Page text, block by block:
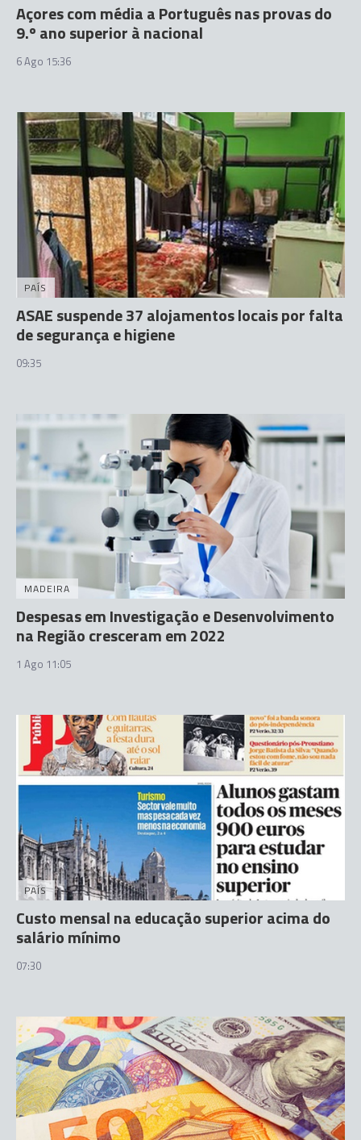
Açores com média a Português nas provas do
9.º ano superior à nacional
6 Ago 15:36
PAÍS
ASAE suspende 37 alojamentos locais por falta
de segurança e higiene
09:35
MADEIRA
Despesas em Investigação e Desenvolvimento
na Região cresceram em 2022
1 Ago 11:05
PAÍS
Custo mensal na educação superior acima do
salário mínimo
07:30